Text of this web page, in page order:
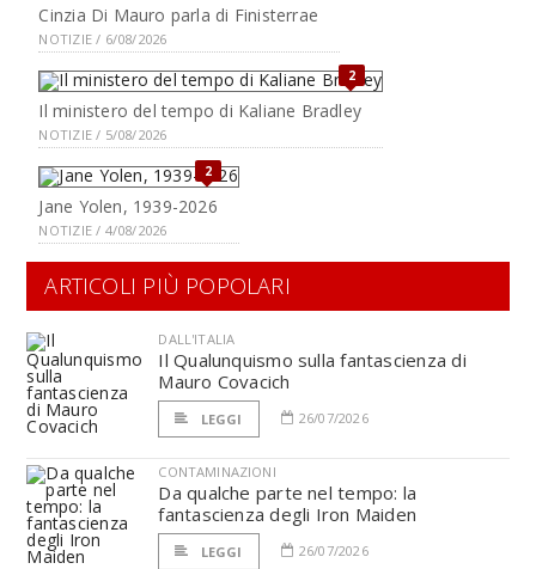
Cinzia Di Mauro parla di Finisterrae
NOTIZIE / 6/08/2026
2
Il ministero del tempo di Kaliane Bradley
NOTIZIE / 5/08/2026
2
Jane Yolen, 1939-2026
NOTIZIE / 4/08/2026
ARTICOLI PIÙ POPOLARI
DALL'ITALIA
Il Qualunquismo sulla fantascienza di
Mauro Covacich
LEGGI 26/07/2026
CONTAMINAZIONI
Da qualche parte nel tempo: la
fantascienza degli Iron Maiden
LEGGI 26/07/2026